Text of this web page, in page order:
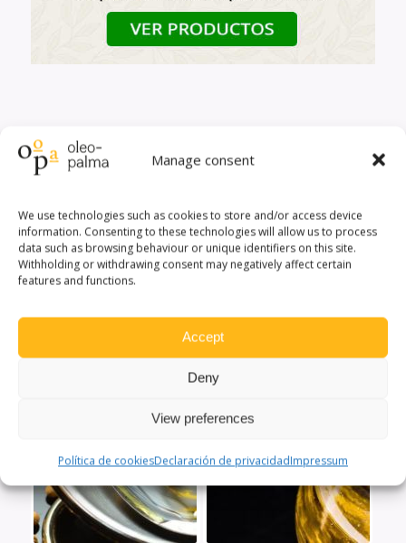
Manage consent
We use technologies such as cookies to store and/or access device
information. Consenting to these technologies will allow us to process
data such as browsing behaviour or unique identifiers on this site.
Withholding or withdrawing consent may negatively affect certain
features and functions.
Accept
Deny
View preferences
Política de cookiesDeclaración de privacidadImpressum